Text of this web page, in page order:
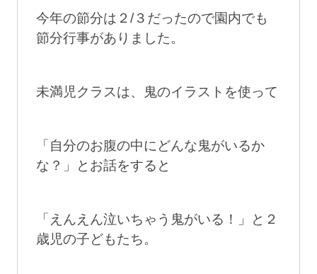
今年の節分は２/３だったので園内でも
節分行事がありました。
未満児クラスは、鬼のイラストを使って
「自分のお腹の中にどんな鬼がいるか
な？」とお話をすると
「えんえん泣いちゃう鬼がいる！」と２
歳児の子どもたち。